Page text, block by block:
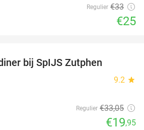
Regulier €33
€25
bij SpIJS Zutphen
9.2 star
Regulier €33,05
€19,95